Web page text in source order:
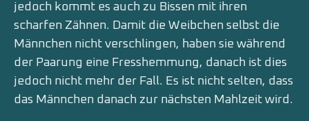
jedoch kommt es auch zu Bissen mit ihren
scharfen Zähnen. Damit die Weibchen selbst die
Männchen nicht verschlingen, haben sie während
der Paarung eine Fresshemmung, danach ist dies
jedoch nicht mehr der Fall. Es ist nicht selten, dass
das Männchen danach zur nächsten Mahlzeit wird.